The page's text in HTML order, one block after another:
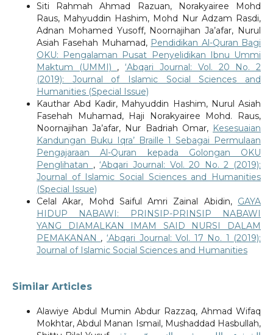
Siti Rahmah Ahmad Razuan, Norakyairee Mohd
Raus, Mahyuddin Hashim, Mohd Nur Adzam Rasdi,
Adnan Mohamed Yusoff, Noornajihan Ja’afar, Nurul
Asiah Fasehah Muhamad, Pendidikan Al-Quran Bagi
OKU: Pengalaman Pusat Penyelidikan Ibnu Ummi
Maktum (UMMI) ,‘Abqari Journal: Vol. 20 No. 2
(2019): Journal of Islamic Social Sciences and
Humanities (Special Issue)
Kauthar Abd Kadir, Mahyuddin Hashim, Nurul Asiah
Fasehah Muhamad, Haji Norakyairee Mohd. Raus,
Noornajihan Ja’afar, Nur Badriah Omar, Kesesuaian
Kandungan Buku Iqra’ Braille 1 Sebagai Permulaan
Pengajaraan Al-Quran kepada Golongan OKU
Penglihatan ,‘Abqari Journal: Vol. 20 No. 2 (2019):
Journal of Islamic Social Sciences and Humanities
(Special Issue)
Celal Akar, Mohd Saiful Amri Zainal Abidin, GAYA
HIDUP NABAWI: PRINSIP-PRINSIP NABAWI
YANG DIAMALKAN IMAM SAID NURSI DALAM
PEMAKANAN , ‘Abqari Journal: Vol. 17 No. 1 (2019):
Journal of Islamic Social Sciences and Humanities
Similar Articles
Alawiye Abdul Mumin Abdur Razzaq, Ahmad Wifaq
Mokhtar, Abdul Manan Ismail, Mushaddad Hasbullah,